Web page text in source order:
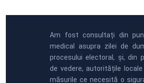
Am fost consultați din
medical asupra zilei de
procesului electoral, și, din
de vedere, autoritățile
măsurile ce necesită o